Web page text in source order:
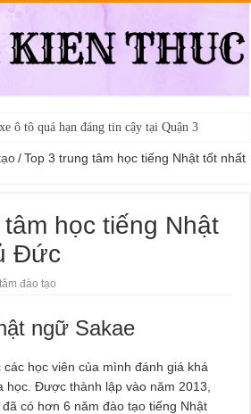
ô tô quá hạn đáng tin cậy tại Quận 3
/ Top 3 trung tâm học tiếng Nhật tốt nhất
học tiếng Nhật
Đức
đào tạo
ngữ Sakae
các học viên của mình đánh giá khá
học. Được thành lập vào năm 2013,
có hơn 6 năm đào tạo tiếng Nhật